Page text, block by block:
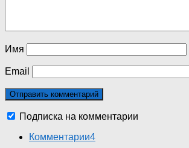
Имя
Email
Подписка на комментарии
Комментарии4